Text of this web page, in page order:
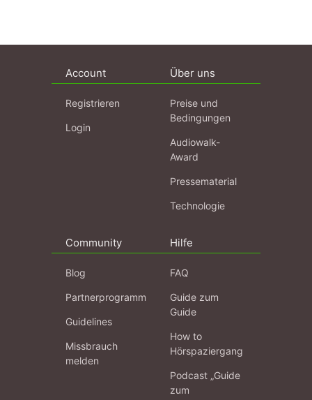
Account
Registrieren
Login
Über uns
Preise und
Bedingungen
Audiowalk-
Award
Pressematerial
Technologie
Community
Blog
Partnerprogramm
Guidelines
Missbrauch
melden
Hilfe
FAQ
Guide zum
Guide
How to
Hörspaziergang
Podcast „Guide
zum